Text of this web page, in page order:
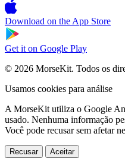
Download on the App Store
Get it on Google Play
© 2026 MorseKit. Todos os
Usamos cookies para análise
A MorseKit utiliza o Google
usado. Nenhuma informação
Você pode recusar sem afetar
Recusar Aceitar